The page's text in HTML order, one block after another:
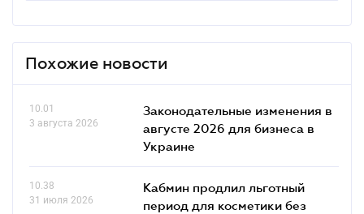
Похожие новости
10.01
3 августа 2026
Законодательные изменения в
августе 2026 для бизнеса в
Украине
10.38
31 июля 2026
Кабмин продлил льготный
период для косметики без